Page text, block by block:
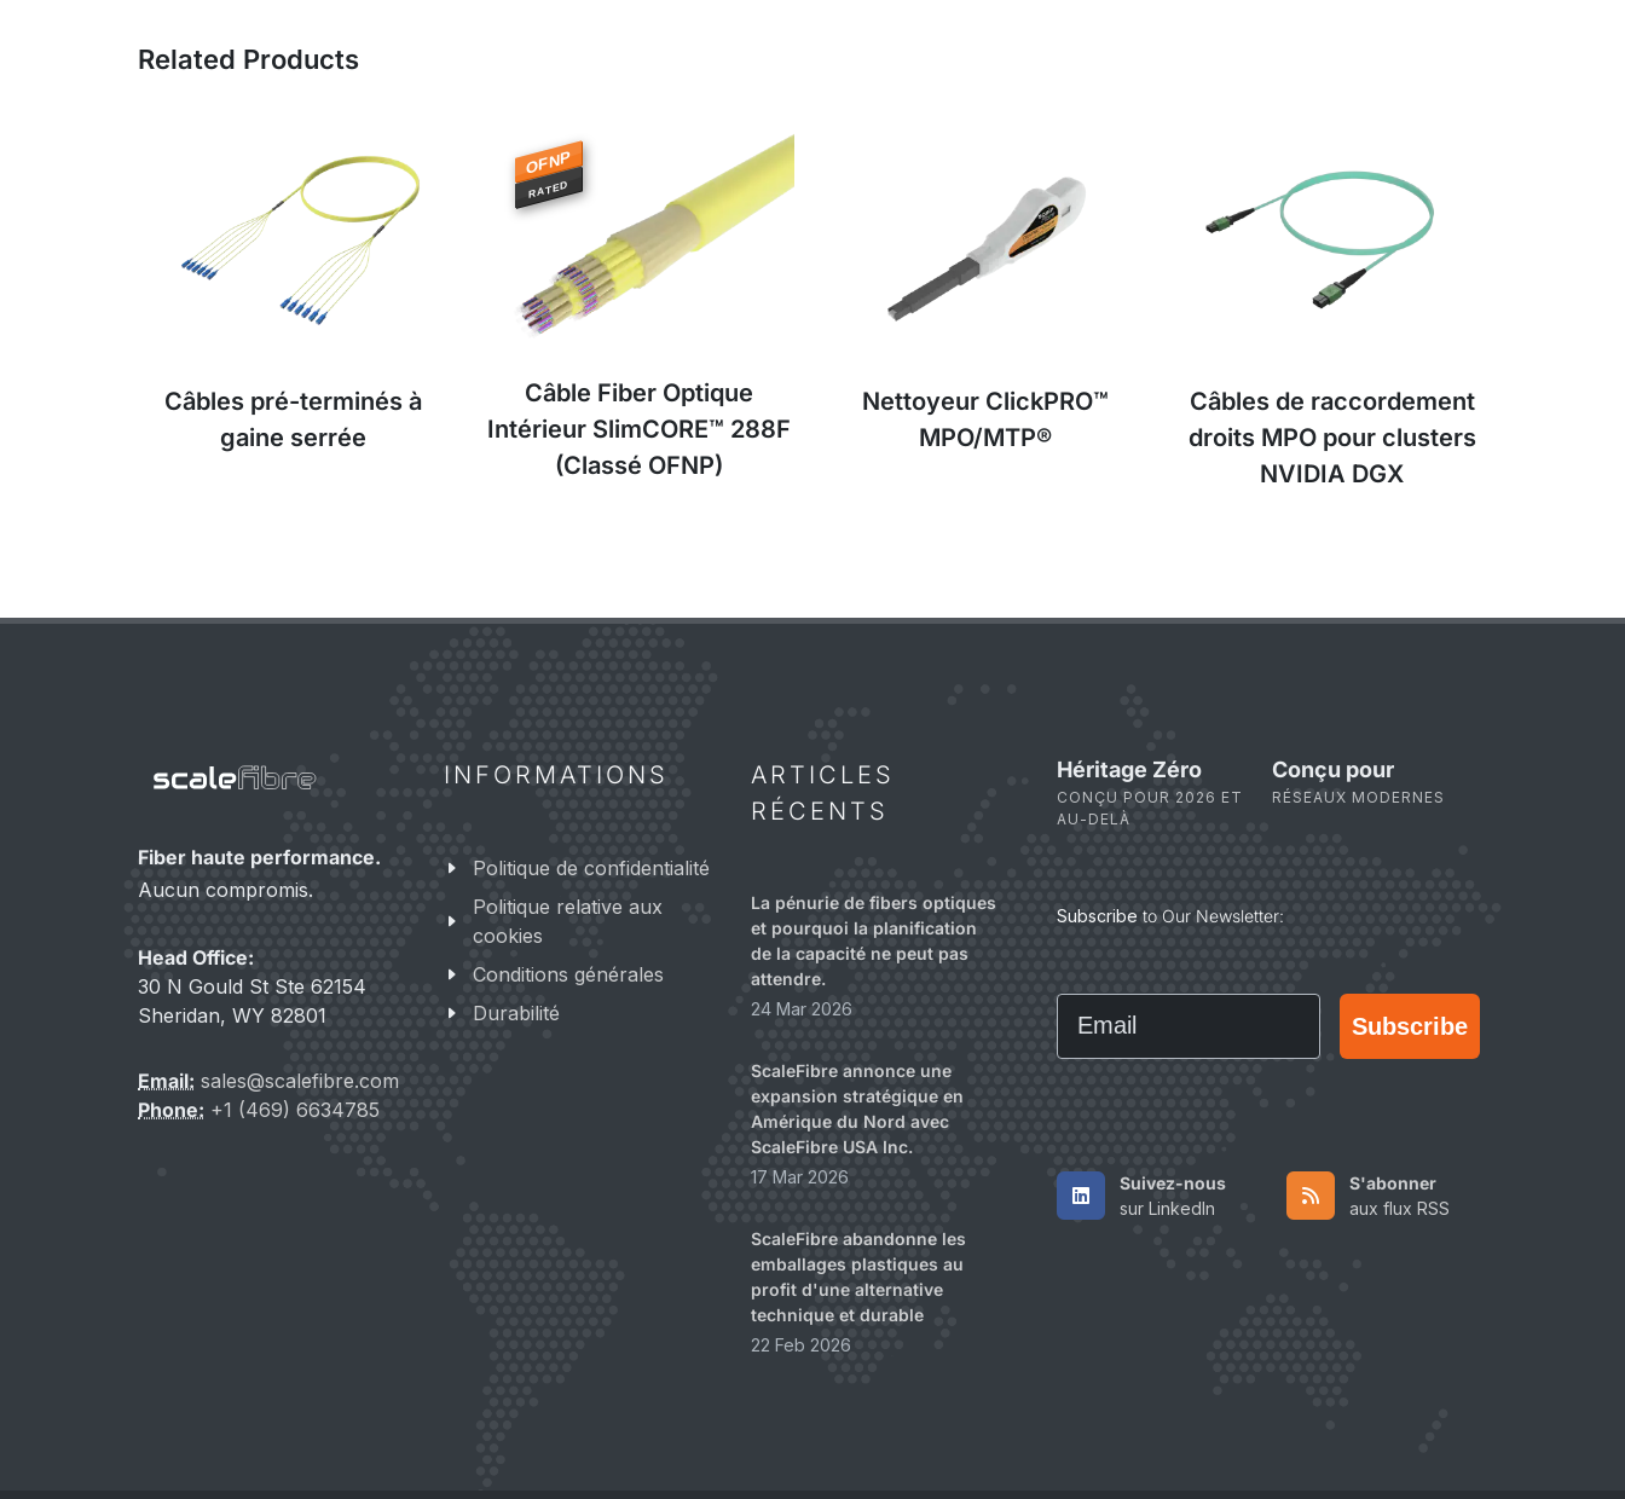
Related Products
Câbles pré-terminés à
gaine serrée
OFNP
RATED
Câble Fiber Optique
Intérieur SlimCORE™ 288F
(Classé OFNP)
Nettoyeur ClickPRO™
MPO/MTP®
Câbles de raccordement
droits MPO pour clusters
NVIDIA DGX
Fiber haute performance.
Aucun compromis.
Head Office:
30 N Gould St Ste 62154
Sheridan, WY 82801
Email: sales@scalefibre.com
Phone: +1 (469) 6634785
INFORMATIONS
Politique de confidentialité
Politique relative aux
cookies
Conditions générales
Durabilité
ARTICLES
RÉCENTS
La pénurie de fibers optiques
et pourquoi la planification
de la capacité ne peut pas
attendre.
24 Mar 2026
ScaleFibre annonce une
expansion stratégique en
Amérique du Nord avec
ScaleFibre USA Inc.
17 Mar 2026
ScaleFibre abandonne les
emballages plastiques au
profit d'une alternative
technique et durable
22 Feb 2026
Héritage Zéro
CONÇU POUR 2026 ET
AU-DELÀ
Conçu pour
RÉSEAUX MODERNES
Subscribe to Our Newsletter:
Email
Subscribe
Suivez-nous
sur LinkedIn
S'abonner
aux flux RSS